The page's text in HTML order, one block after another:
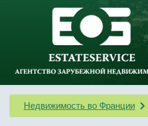
Недвижимость во Франции